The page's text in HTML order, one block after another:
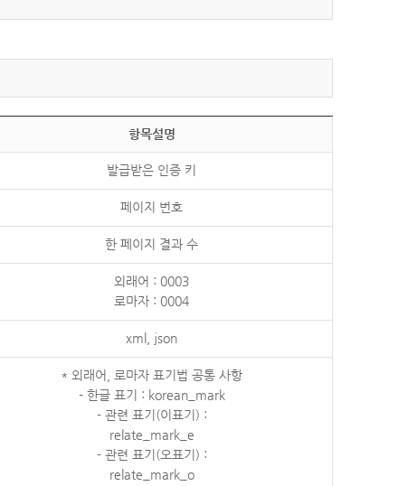
항목설명
발급받은 인증 키
페이지 번호
한 페이지 결과 수
외래어 : 0003
로마자 : 0004
xml, json
* 외래어, 로마자 표기법 공통 사항
- 한글 표기 : korean_mark
- 관련 표기(이표기) :
relate_mark_e
- 관련 표기(오표기) :
relate_mark_o